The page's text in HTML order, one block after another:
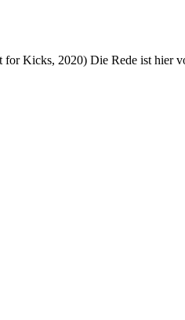
for Kicks, 2020) Die Rede ist hier